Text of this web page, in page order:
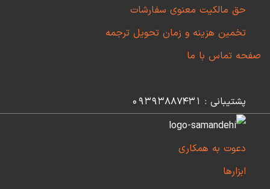
حق مالکیت معنوی سفارشات
تخمین هزینه و زمان تحویل ترجمه
صفحه تماس با ما
پشتیبانی : 09393887431
دعوت به همکاری
ابزارها